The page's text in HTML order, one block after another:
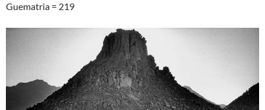
Guematria = 219